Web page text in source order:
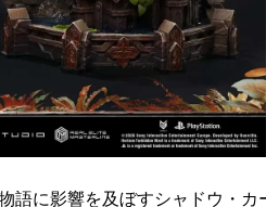
語に影響を及ぼすシャドウ・カ